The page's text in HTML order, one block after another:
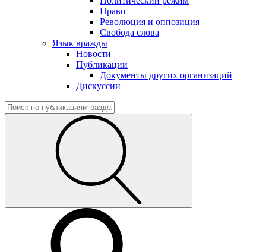
Право
Революция и оппозиция
Свобода слова
Язык вражды
Новости
Публикации
Документы других организаций
Дискуссии